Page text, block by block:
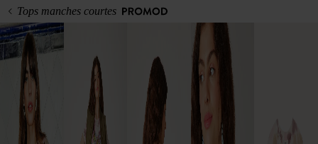
Tops manches courtes